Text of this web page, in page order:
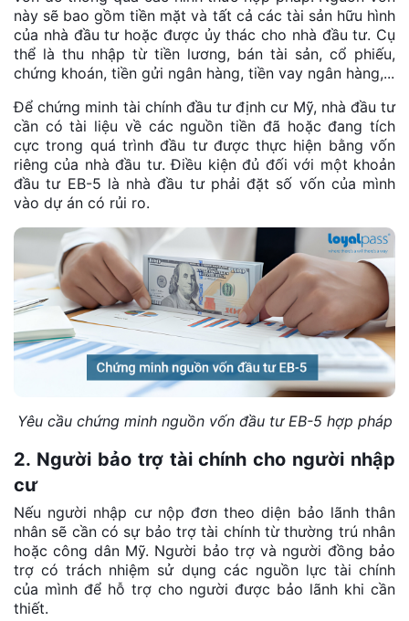
này sẽ bao gồm tiền mặt và tất cả các tài sản hữu hình
của nhà đầu tư hoặc được ủy thác cho nhà đầu tư. Cụ
thể là thu nhập từ tiền lương, bán tài sản, cổ phiếu,
chứng khoán, tiền gửi ngân hàng, tiền vay ngân hàng,...
Để chứng minh tài chính đầu tư định cư Mỹ, nhà đầu tư
cần có tài liệu về các nguồn tiền đã hoặc đang tích
cực trong quá trình đầu tư được thực hiện bằng vốn
riêng của nhà đầu tư. Điều kiện đủ đối với một khoản
đầu tư EB-5 là nhà đầu tư phải đặt số vốn của mình
vào dự án có rủi ro.
Yêu cầu chứng minh nguồn vốn đầu tư EB-5 hợp pháp
2. Người bảo trợ tài chính cho người nhập
cư
Nếu người nhập cư nộp đơn theo diện bảo lãnh thân
nhân sẽ cần có sự bảo trợ tài chính từ thường trú nhân
hoặc công dân Mỹ. Người bảo trợ và người đồng bảo
trợ có trách nhiệm sử dụng các nguồn lực tài chính
của mình để hỗ trợ cho người được bảo lãnh khi cần
thiết.